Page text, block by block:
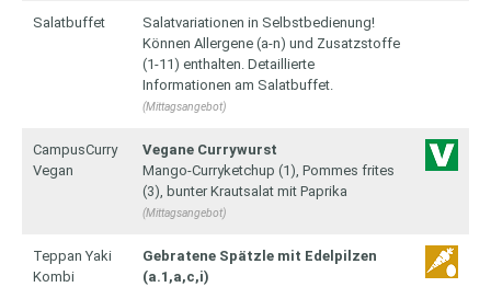
Salatbuffet
Salatvariationen in Selbstbedienung!
Können Allergene (a-n) und Zusatzstoffe
(1-11) enthalten. Detaillierte
Informationen am Salatbuffet.
(Mittagsangebot)
CampusCurry
Vegan
Vegane Currywurst
Mango-Curryketchup (1), Pommes frites
(3), bunter Krautsalat mit Paprika
(Mittagsangebot)
Teppan Yaki
Kombi
Gebratene Spätzle mit Edelpilzen
(a.1,a,c,i)